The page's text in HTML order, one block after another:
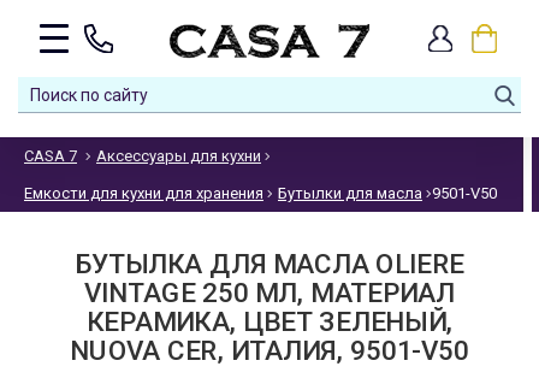
CASA 7 Аксессуары для кухни
Емкости для кухни для хранения Бутылки для масла 9501-V50
БУТЫЛКА ДЛЯ МАСЛА OLIERE
VINTAGE 250 МЛ, МАТЕРИАЛ
КЕРАМИКА, ЦВЕТ ЗЕЛЕНЫЙ,
NUOVA CER, ИТАЛИЯ, 9501-V50